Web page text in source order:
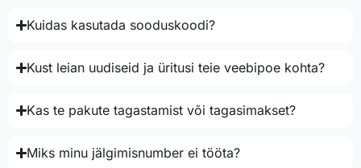
Kuidas kasutada sooduskoodi?
Kust leian uudiseid ja üritusi teie veebipoe kohta?
Kas te pakute tagastamist või tagasimakset?
Miks minu jälgimisnumber ei tööta?